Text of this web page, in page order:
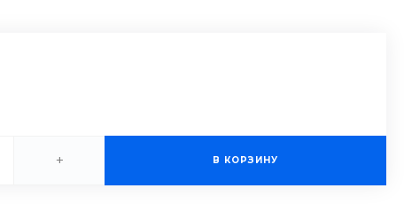
+ В КОРЗИНУ